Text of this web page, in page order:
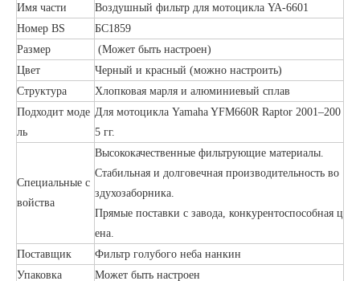
Имя части
Воздушный фильтр для мотоцикла YA-6601
Номер BS
БС1859
Размер
(Может быть настроен)
Цвет
Черный и красный (можно настроить)
Структура
Хлопковая марля и алюминиевый сплав
Подходит моде
ль
Для мотоцикла Yamaha YFM660R Raptor 2001–200
5 гг.
Специальные с
войства
Высококачественные фильтрующие материалы.
Стабильная и долговечная производительность во
здухозаборника.
Прямые поставки с завода, конкурентоспособная ц
ена.
Поставщик
Фильтр голубого неба нанкин
Упаковка
Может быть настроен